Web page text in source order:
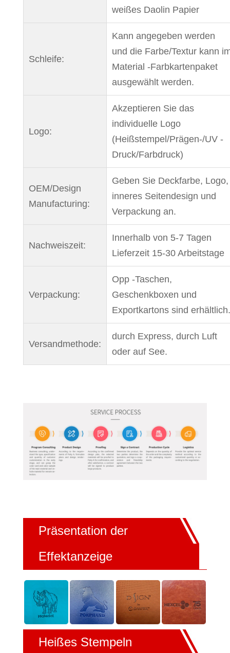
weißes Daolin Papier
Schleife:
Kann angegeben werden
und die Farbe/Textur kann
Material -Farbkartenpaket
ausgewählt werden.
Logo:
Akzeptieren Sie das
individuelle Logo
(Heißstempel/Prägen-/UV -
Druck/Farbdruck)
OEM/Design
Manufacturing:
Geben Sie Deckfarbe, Logo,
inneres Seitendesign und
Verpackung an.
Nachweiszeit:
Innerhalb von 5-7 Tagen
Lieferzeit 15-30 Arbeitstage
Verpackung:
Opp -Taschen,
Geschenkboxen und
Exportkartons sind erhältlich.
Versandmethode:
durch Express, durch Luft
oder auf See.
Präsentation der
Effektanzeige
Heißes Stempeln